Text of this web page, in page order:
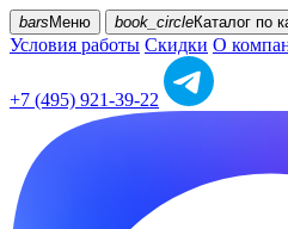
bars Меню book_circleКаталог по
Условия работы Скидки О
+7 (495) 921-39-22